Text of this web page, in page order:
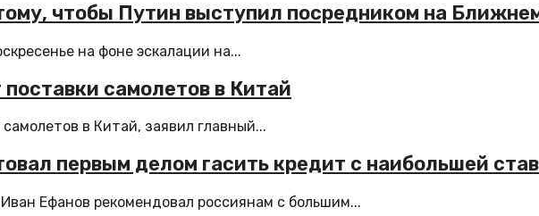
чтобы Путин выступил посредником на
на фоне эскалации на...
самолетов в Китай
в Китай, заявил главный...
первым делом гасить кредит с наибольшей
Ефанов рекомендовал россиянам с большим...